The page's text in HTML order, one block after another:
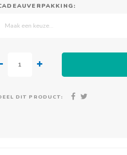
Maak een keuze...
DIT PRODUCT: